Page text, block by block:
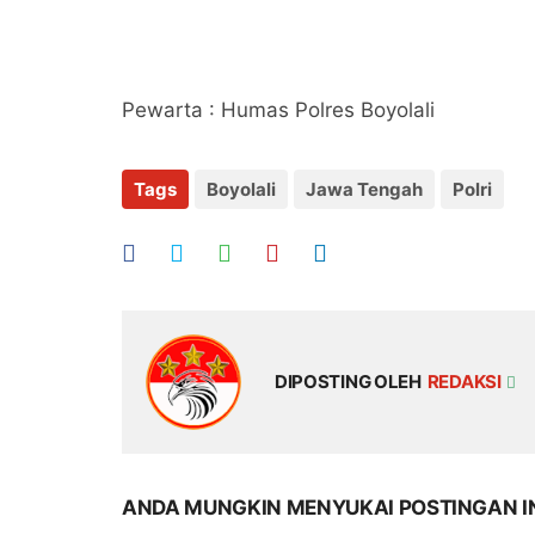
Pewarta : Humas Polres Boyolali
Tags Boyolali Jawa Tengah Polri
DIPOSTING OLEH REDAKSI
ANDA MUNGKIN MENYUKAI POSTINGAN